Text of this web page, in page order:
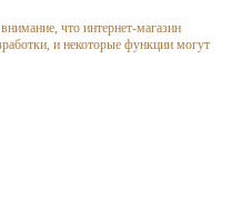
что интернет-магазин
и некоторые функции могут